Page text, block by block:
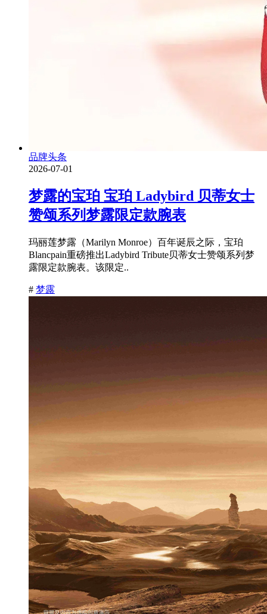
品牌头条
2026-07-01
梦露的宝珀 宝珀 Ladybird 贝蒂女士
赞颂系列梦露限定款腕表
玛丽莲梦露（Marilyn Monroe）百年诞辰之际，宝珀
Blancpain重磅推出Ladybird Tribute贝蒂女士赞颂系列梦
露限定款腕表。该限定..
# 梦露